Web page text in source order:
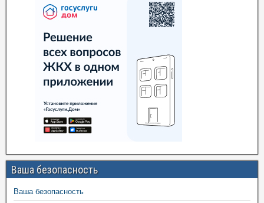
Ваша безопасность
Ваша безопасность